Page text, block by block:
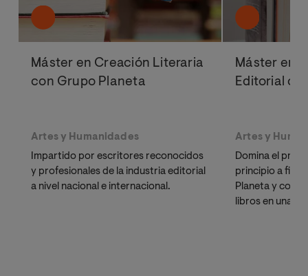
Máster en Creación Literaria
con Grupo Planeta
Artes y Humanidades
Impartido por escritores reconocidos
y profesionales de la industria editorial
a nivel nacional e internacional.
Máster en
Editorial
Artes y
Domina el
principio a fin
Planeta y
libros en una